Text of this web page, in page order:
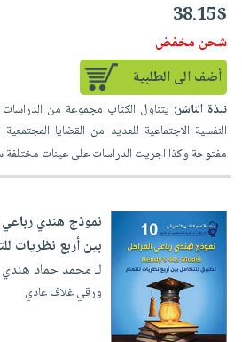
38.15$
شحن مخفض
أضف الى الطلبية
نبذة الناشر: يتناول الكتاب مجموعة من
النفسية الاجتماعية للعديد من القضايا
مفتوحة وكذا اجريت الدراسات على عينات مختلفة
نموذج هندي رباعي
بين أربع نظريات
لـ محمد حماد هندي
ورقي غلاف عادي